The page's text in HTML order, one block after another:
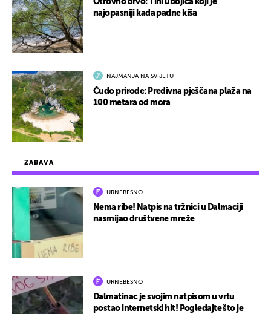
ZABAVA
URNEBESNO
Nema ribe! Natpis na tržnici u Dalmaciji
nasmijao društvene mreže
URNEBESNO
Dalmatinac je svojim natpisom u vrtu
postao internetski hit! Pogledajte što je
Otrovno drvo: Tihi ubojica koji je
najopasniji kada padne kiša
NAJMANJA NA SVIJETU
Čudo prirode: Predivna pješčana plaža na
100 metara od mora